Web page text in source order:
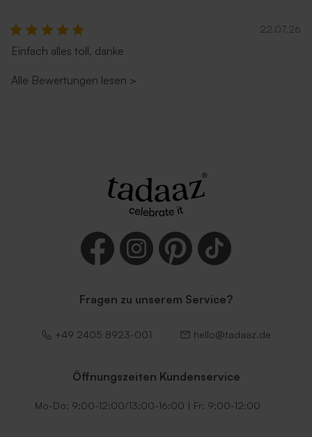
Dunkelgrüner Umschlag
Umschlag mit
22.07.26
Einfach alles toll, danke
Alle Bewertungen lesen >
Fragen zu unserem Service?
+49 2405 8923-001 hello@tadaaz.de
Öffnungszeiten Kundenservice
Mo-Do: 9:00-12:00/13:00-16:00 | Fr: 9:00-12:00